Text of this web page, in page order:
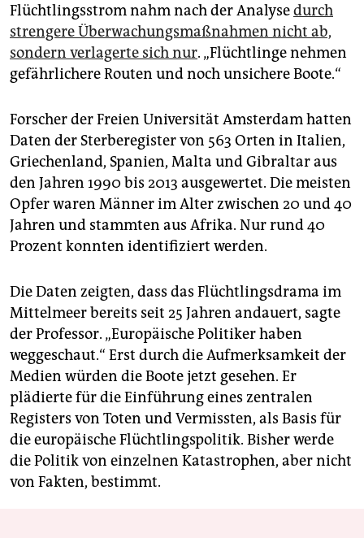
Flüchtlingsstrom nahm nach der Analysedurch
strengere Überwachungsmaßnahmen nicht ab,
sondern verlagerte sich nur. „Flüchtlinge nehmen
gefährlichere Routen und noch unsichere Boote.“
Forscher der Freien Universität Amsterdam hatten
Daten der Sterberegister von 563 Orten in Italien,
Griechenland, Spanien, Malta und Gibraltar aus
den Jahren 1990 bis 2013 ausgewertet. Die meisten
Opfer waren Männer im Alter zwischen 20 und 40
Jahren und stammten aus Afrika. Nur rund 40
Prozent konnten identifiziert werden.
Die Daten zeigten, dass das Flüchtlingsdrama im
Mittelmeer bereits seit 25 Jahren andauert, sagte
der Professor. „Europäische Politiker haben
weggeschaut.“ Erst durch die Aufmerksamkeit der
Medien würden die Boote jetzt gesehen. Er
plädierte für die Einführung eines zentralen
Registers von Toten und Vermissten, als Basis für
die europäische Flüchtlingspolitik. Bisher werde
die Politik von einzelnen Katastrophen, aber nicht
von Fakten, bestimmt.